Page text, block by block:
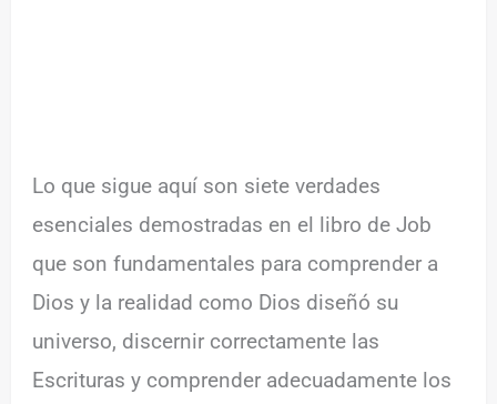
Lo que sigue aquí son siete verdades
esenciales demostradas en el libro de Job
que son fundamentales para comprender a
Dios y la realidad como Dios diseñó su
universo, discernir correctamente las
Escrituras y comprender adecuadamente los